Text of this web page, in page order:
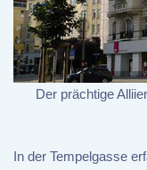
Der prächtige
In der Tempelgasse